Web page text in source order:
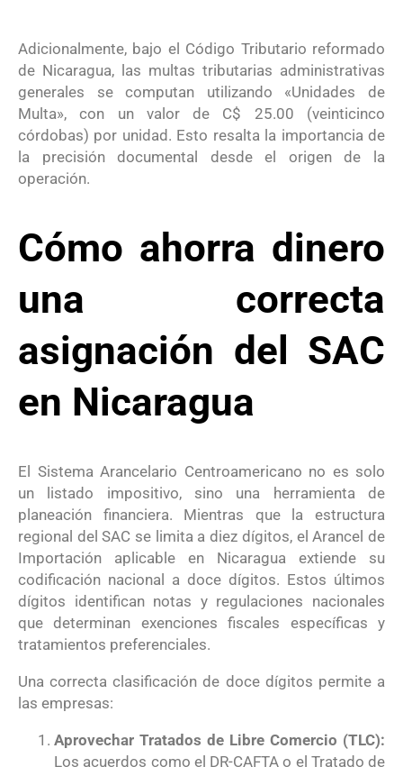
Adicionalmente, bajo el Código Tributario reformado
de Nicaragua, las multas tributarias administrativas
generales se computan utilizando «Unidades de
Multa», con un valor de C$ 25.00 (veinticinco
córdobas) por unidad . Esto resalta la importancia de
la precisión documental desde el origen de la
operación.
Cómo ahorra dinero
una correcta
asignación del SAC
en Nicaragua
El Sistema Arancelario Centroamericano no es solo
un listado impositivo, sino una herramienta de
planeación financiera. Mientras que la estructura
regional del SAC se limita a diez dígitos, el Arancel de
Importación aplicable en Nicaragua extiende su
codificación nacional a doce dígitos. Estos últimos
dígitos identifican notas y regulaciones nacionales
que determinan exenciones fiscales específicas y
tratamientos preferenciales.
Una correcta clasificación de doce dígitos permite a
las empresas:
Aprovechar Tratados de Libre Comercio (TLC):
Los acuerdos como el DR-CAFTA o el Tratado de